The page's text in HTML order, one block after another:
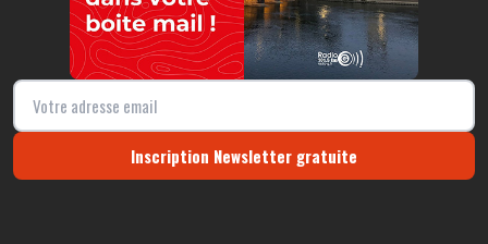
Inscription Newsletter gratuite